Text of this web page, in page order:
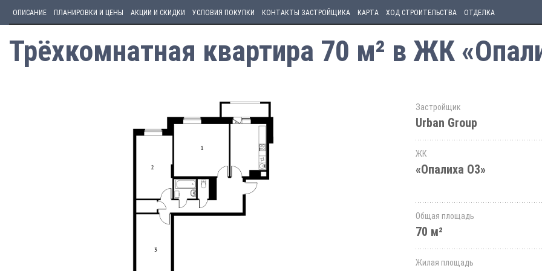
ОПИСАНИЕ ПЛАНИРОВКИ И ЦЕНЫ АКЦИИ И СКИДКИ УСЛОВИЯ ПОКУПКИ КОНТАКТЫ ЗАСТРОЙЩИКА КАРТА ХОД СТРОИТЕЛЬСТВА ОТДЕЛКА
Трёхкомнатная квартира 70 м² в ЖК
Застройщик
Urban Group
ЖК
«Опалиха О3»
Общая площадь
70 м²
Жилая площадь